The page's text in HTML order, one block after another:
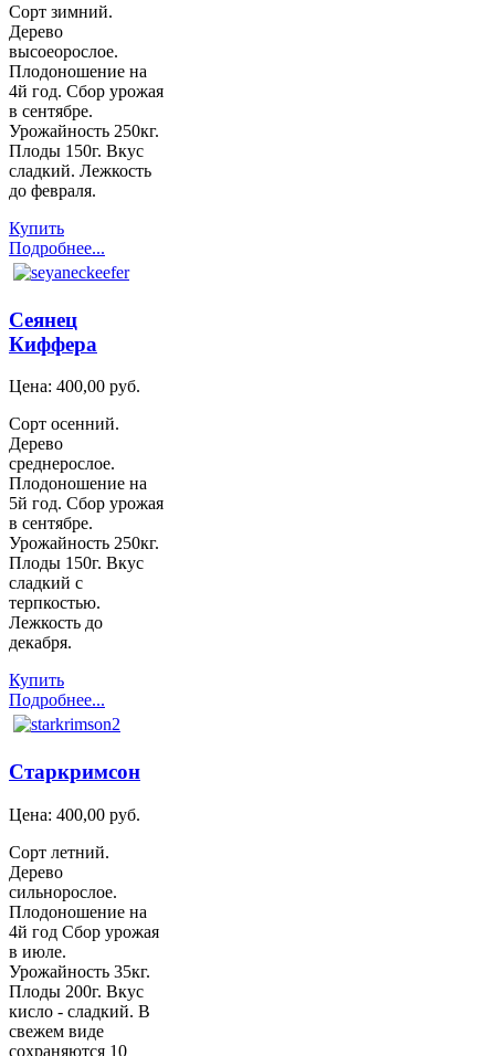
Сорт зимний.
Дерево
высоеорослое.
Плодоношение на
4й год. Сбор урожая
в сентябре.
Урожайность 250кг.
Плоды 150г. Вкус
сладкий. Лежкость
до февраля.
Купить
Подробнее...
Сеянец
Киффера
Цена: 400,00 руб.
Сорт осенний.
Дерево
среднерослое.
Плодоношение на
5й год. Сбор урожая
в сентябре.
Урожайность 250кг.
Плоды 150г. Вкус
сладкий с
терпкостью.
Лежкость до
декабря.
Купить
Подробнее...
Старкримсон
Цена: 400,00 руб.
Сорт летний.
Дерево
сильнорослое.
Плодоношение на
4й год Сбор урожая
в июле.
Урожайность 35кг.
Плоды 200г. Вкус
кисло - сладкий. В
свежем виде
сохраняются 10